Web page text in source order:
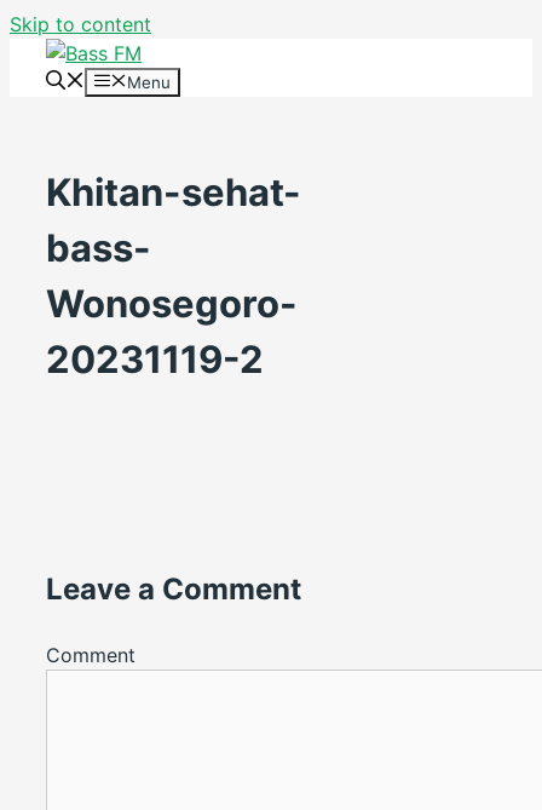
Skip to content
Menu
Khitan-sehat-
bass-
Wonosegoro-
20231119-2
Leave a Comment
Comment